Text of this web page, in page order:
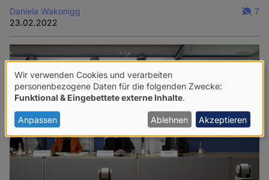
Daniela Wakonigg
23.02.2022
7
Verwendung
von
personenbezogenen
Daten
und
Wir verwenden Cookies und verarbeiten
personenbezogene Daten für die folgenden Zwecke:
Funktional & Eingebettete externe Inhalte.
Anpassen Ablehnen Akzeptieren